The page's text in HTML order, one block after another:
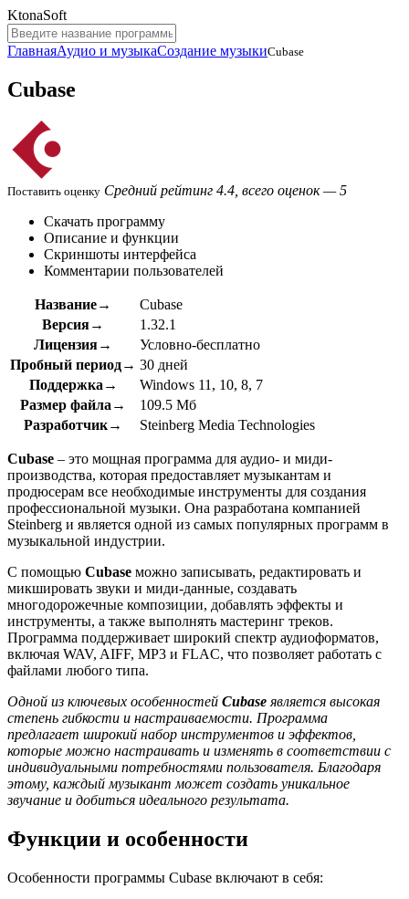
KtonaSoft
ГлавнаяАудио и музыкаСоздание музыкиCubase
Cubase
Поставить оценку Средний рейтинг 4.4, всего оценок — 5
Скачать программу
Описание и функции
Скриншоты интерфейса
Комментарии пользователей
Название→
Cubase
Версия→
1.32.1
Лицензия→
Условно-бесплатно
Пробный период→ 30 дней
Поддержка→
Windows 11, 10, 8, 7
Размер файла→
109.5 Мб
Разработчик→
Steinberg Media Technologies
Cubase – это мощная программа для аудио- и миди-
производства, которая предоставляет музыкантам и
продюсерам все необходимые инструменты для создания
профессиональной музыки. Она разработана компанией
Steinberg и является одной из самых популярных программ в
музыкальной индустрии.
С помощью Cubase можно записывать, редактировать и
микшировать звуки и миди-данные, создавать
многодорожечные композиции, добавлять эффекты и
инструменты, а также выполнять мастеринг треков.
Программа поддерживает широкий спектр аудиоформатов,
включая WAV, AIFF, MP3 и FLAC, что позволяет работать с
файлами любого типа.
Одной из ключевых особенностей Cubase является высокая
степень гибкости и настраиваемости. Программа
предлагает широкий набор инструментов и эффектов,
которые можно настраивать и изменять в соответствии с
индивидуальными потребностями пользователя. Благодаря
этому, каждый музыкант может создать уникальное
звучание и добиться идеального результата.
Функции и особенности
Особенности программы Cubase включают в себя: